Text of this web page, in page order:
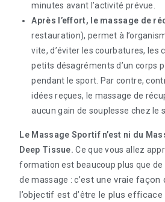
minutes avant l’activité prévue.
Après l’effort, le massage de
restauration), permet à
vite, d’éviter les courbatures, les
petits désagréments d’un corps
pendant le sport. Par contre,
idées reçues, le massage de
aucun gain de souplesse chez le
Le Massage Sportif n’est ni du
Deep Tissue.Ce que vous allez
formation est beaucoup plus que
de massage : c’est une vraie
l’objectif est d’être le plus